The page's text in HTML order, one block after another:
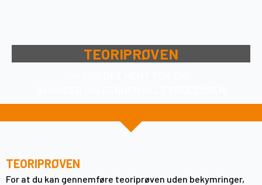
TEORIPRØVEN
TEORIPRØVEN
For at du kan gennemføre teoriprøven uden bekymringer,